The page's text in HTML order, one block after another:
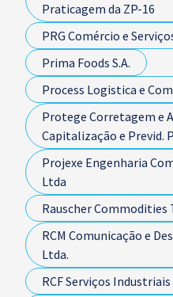
Praticagem da ZP-16
PRG Comércio e
Prima Foods S.A.
Process Logistica e
Protege Corretagem e
Capitalização e Previd.
Projexe Engenharia
Ltda
Rauscher Commodities
RCM Comunicação e
Ltda.
RCF Serviços Industriais